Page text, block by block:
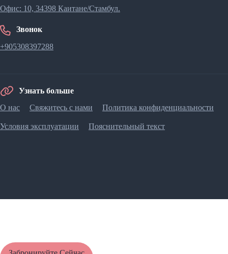
Офис: 10, 34398 Каитане/Стамбул.
Звонок
+905308397288
Узнать больше
О нас
Свяжитесь с нами Политика конфиденциальности
Условия эксплуатации Пояснительный текст